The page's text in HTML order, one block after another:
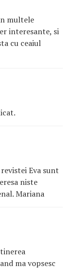
multele
interesante, si
cu ceaiul
Eva sunt
niste
Mariana
ma vopsesc